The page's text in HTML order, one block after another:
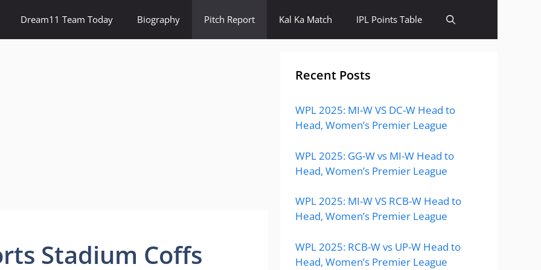
Dream11 Team Today Biography Pitch Report Kal Ka Match IPL Points Table
Stadium Coffs
Recent Posts
WPL 2025: MI-W VS DC-W Head to
Head, Women’s Premier League
WPL 2025: GG-W vs MI-W Head to
Head, Women’s Premier League
WPL 2025: MI-W VS RCB-W Head to
Head, Women’s Premier League
WPL 2025: RCB-W vs UP-W Head to
Head, Women’s Premier League